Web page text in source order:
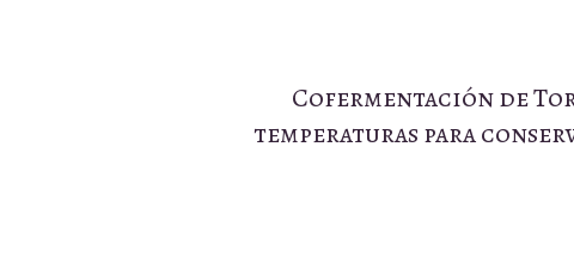
Cofermentación de
temperaturas para